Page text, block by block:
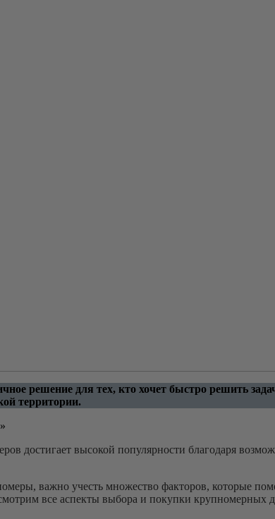
решение для тех, кто хочет быстро решить
территории.
достигает высокой популярности благодаря
важно учесть множество факторов, которые
все аспекты выбора и покупки крупномерных